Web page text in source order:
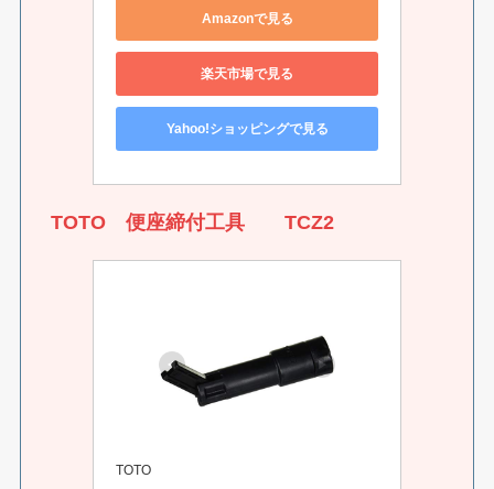
Amazonで見る
楽天市場で見る
Yahoo!ショッピングで見る
TOTO 便座締付工具 TCZ2
TOTO